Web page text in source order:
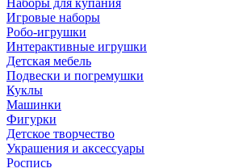
Наборы для купания
Игровые наборы
Робо-игрушки
Интерактивные игрушки
Детская мебель
Подвески и погремушки
Куклы
Машинки
Фигурки
Детское творчество
Украшения и аксессуары
Роспись